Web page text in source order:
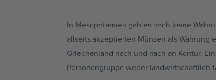
In Mesopotamien gab es noch keine
allseits akzeptierten Münzen als Währung
Griechenland nach und nach an Kontur.
Personengruppe weder landwirtschaftlich